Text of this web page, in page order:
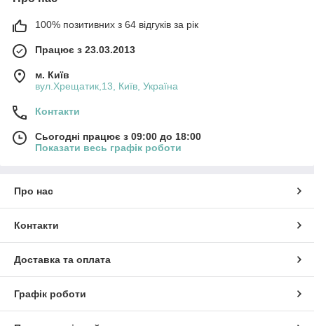
100% позитивних з 64 відгуків за рік
Працює з 23.03.2013
м. Київ
вул.Хрещатик,13, Київ, Україна
Контакти
Сьогодні працює з 09:00 до 18:00
Показати весь графік роботи
Про нас
Контакти
Доставка та оплата
Графік роботи